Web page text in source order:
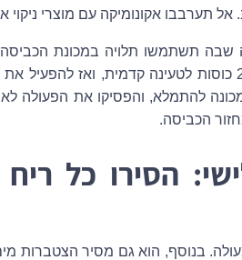
תערבבו אקונומיקה עם מוצרי
טעינה עליונה או 2 כוסות לטעינה קדמית,
הכביסה.
הסירו כל
בנוסף, הוא גם מסיר הצטברות